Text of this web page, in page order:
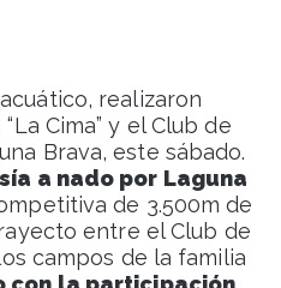
realizaron
Cima” y el Club de
Brava, este sábado.
a nado por Laguna
de 3.500m de
entre el Club de
campos de la familia